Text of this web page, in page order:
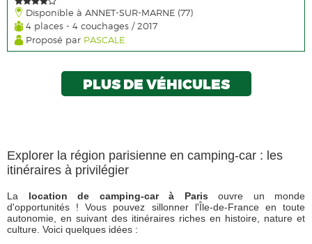
Disponible à ANNET-SUR-MARNE (77)
4 places - 4 couchages / 2017
Proposé par PASCALE
PLUS DE VÉHICULES
Explorer la région parisienne en camping-car : les
itinéraires à privilégier
La location de camping-car à Paris ouvre un monde
d'opportunités ! Vous pouvez sillonner l'Île-de-France en toute
autonomie, en suivant des itinéraires riches en histoire, nature et
culture. Voici quelques idées :